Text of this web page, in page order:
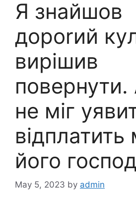
Я знайшов
дороrий
вирішив
повернути.
не міг
відплатить
його
May 5, 2023 by admin